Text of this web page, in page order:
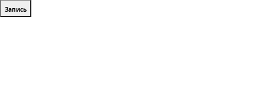
Запись